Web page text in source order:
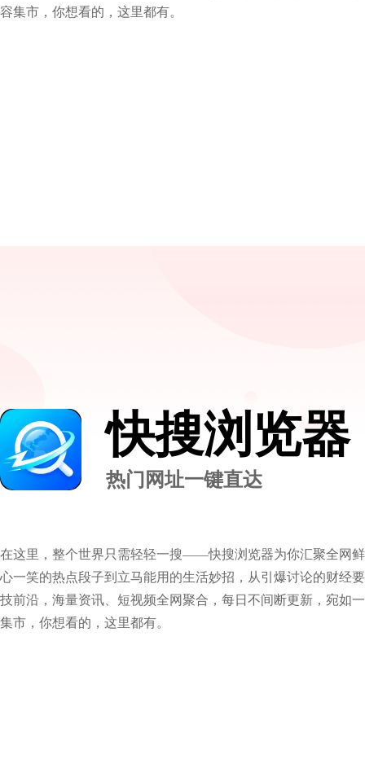
容集市，你想看的，这里都有。
快搜浏览器
热门网址一键直达
在这里，整个世界只需轻轻一搜——快搜浏览器为你汇聚全网
心一笑的热点段子到立马能用的生活妙招，从引爆讨论的财经
技前沿，海量资讯、短视频全网聚合，每日不间断更新，宛如
集市，你想看的，这里都有。